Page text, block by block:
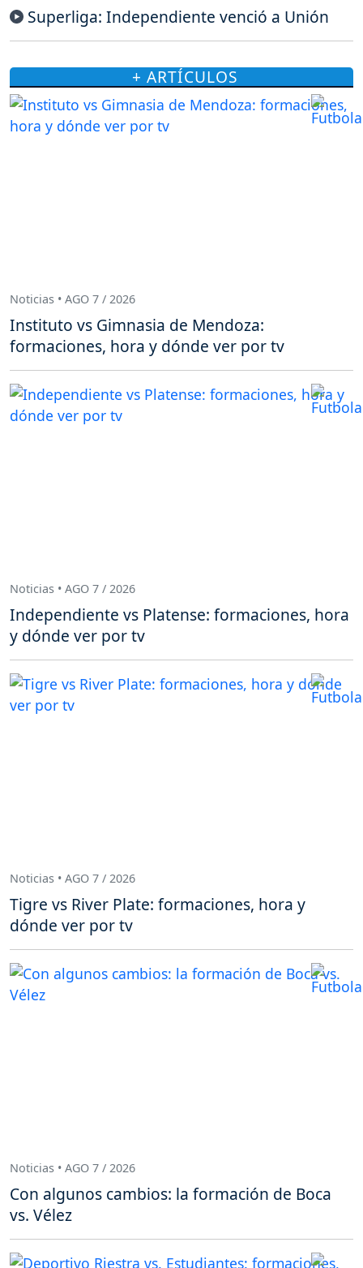
Superliga: Independiente venció a Unión
+ ARTÍCULOS
Noticias • AGO 7 / 2026
Instituto vs Gimnasia de Mendoza:
formaciones, hora y dónde ver por tv
Noticias • AGO 7 / 2026
Independiente vs Platense: formaciones, hora
y dónde ver por tv
Noticias • AGO 7 / 2026
Tigre vs River Plate: formaciones, hora y
dónde ver por tv
Noticias • AGO 7 / 2026
Con algunos cambios: la formación de Boca
vs. Vélez